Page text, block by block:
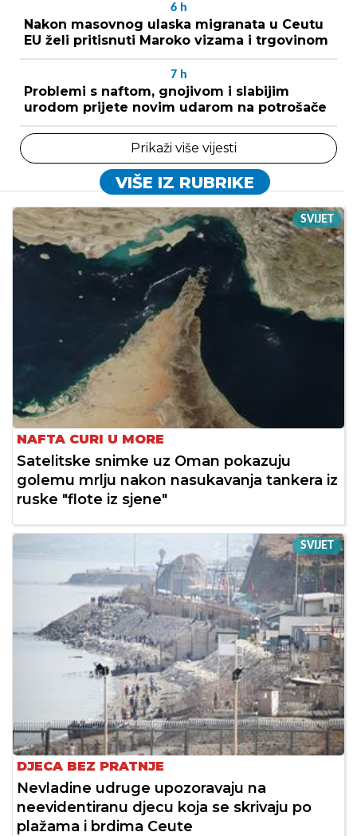
6 h
Nakon masovnog ulaska migranata u Ceutu
EU želi pritisnuti Maroko vizama i trgovinom
7 h
Problemi s naftom, gnojivom i slabijim
urodom prijete novim udarom na potrošače
Prikaži više vijesti
VIŠE IZ RUBRIKE
SVIJET
NAFTA CURI U MORE
Satelitske snimke uz Oman pokazuju
golemu mrlju nakon nasukavanja tankera iz
ruske "flote iz sjene"
SVIJET
DJECA BEZ PRATNJE
Nevladine udruge upozoravaju na
neevidentiranu djecu koja se skrivaju po
plažama i brdima Ceute